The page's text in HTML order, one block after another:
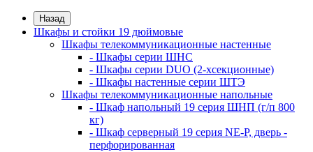
Назад
Шкафы и стойки 19 дюймовые
Шкафы телекоммуникационные настенные
- Шкафы серии ШНС
- Шкафы серии DUO (2-хсекционные)
- Шкафы настенные серии ШТЭ
Шкафы телекоммуникационные напольные
- Шкаф напольный 19 серия ШНП (г/п 800
кг)
- Шкаф серверный 19 серия NE-P, дверь -
перфорированная